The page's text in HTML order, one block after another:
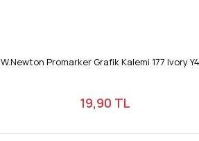
W.Newton Promarker Grafik Kalemi 177 Ivory
19,90 TL